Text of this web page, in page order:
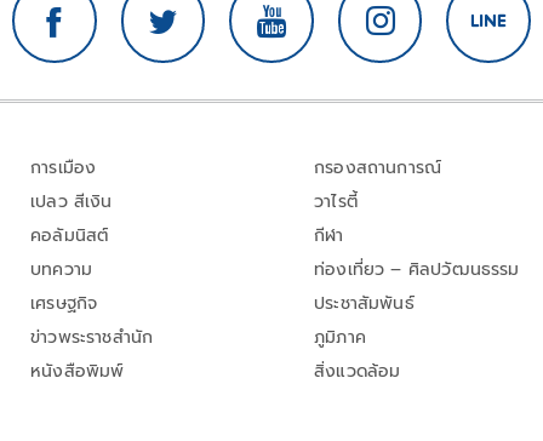
การเมือง
เปลว สีเงิน
คอลัมนิสต์
บทความ
เศรษฐกิจ
ข่าวพระราชสำนัก
หนังสือพิมพ์
กรองสถานการณ์
วาไรตี้
กีฬา
ท่องเที่ยว – ศิลปวัฒนธรรม
ประชาสัมพันธ์
ภูมิภาค
สิ่งแวดล้อม